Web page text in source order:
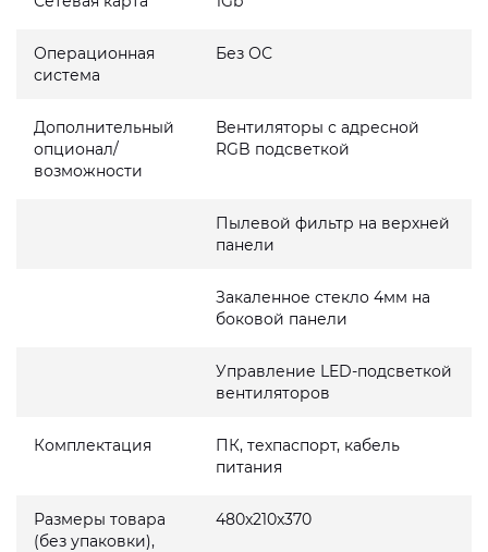
Операционная
система
Без ОС
Дополнительный
опционал/
возможности
Вентиляторы с адресной
RGB подсветкой
Пылевой фильтр на верхней
панели
Закаленное стекло 4мм на
боковой панели
Управление LED-подсветкой
вентиляторов
Комплектация
ПК, техпаспорт, кабель
питания
Размеры товара
(без упаковки),
480x210x370